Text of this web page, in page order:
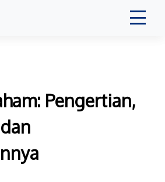
Pengertian,